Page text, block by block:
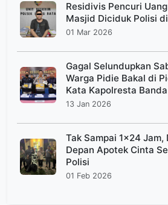
Residivis Pencuri
Masjid Diciduk Polisi
01 Mar 2026
Gagal Selundupkan
Warga Pidie Bakal di
Kata Kapolresta
13 Jan 2026
Tak Sampai 1x24 Jam,
Depan Apotek Cinta
Polisi
01 Feb 2026